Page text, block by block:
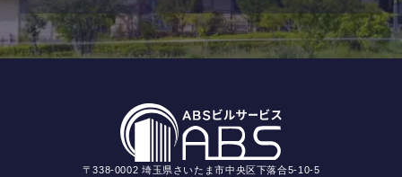
〒338-0002 埼玉県さいたま市中央区下落合5-10-5